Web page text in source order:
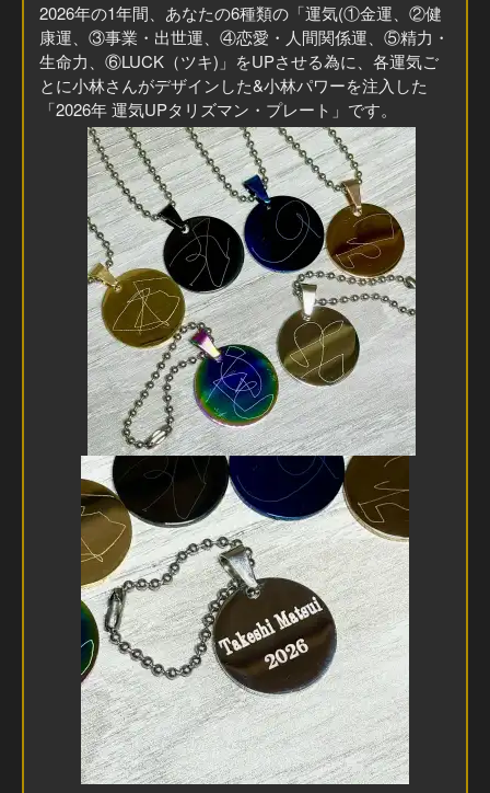
2026年の1年間、あなたの6種類の「運気(①金運、②健
康運、③事業・出世運、④恋愛・人間関係運、⑤精力・
生命力、⑥LUCK（ツキ)」をUPさせる為に、各運気ご
とに小林さんがデザインした&小林パワーを注入した
「2026年 運気UPタリズマン・プレート」です。